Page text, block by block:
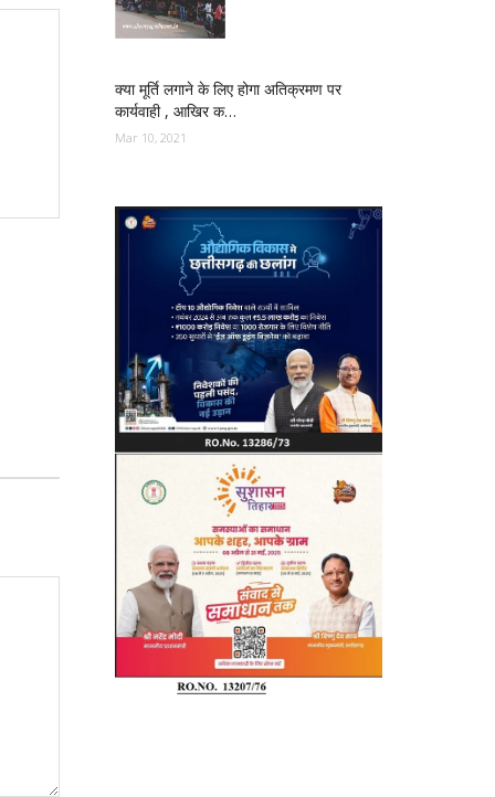
क्या मूर्ति लगाने के लिए होगा अतिक्रमण पर
कार्यवाही , आखिर क…
Mar 10, 2021